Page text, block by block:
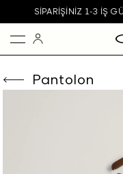
SIPARIŞINIZ 1-3 IŞ
Pantolon